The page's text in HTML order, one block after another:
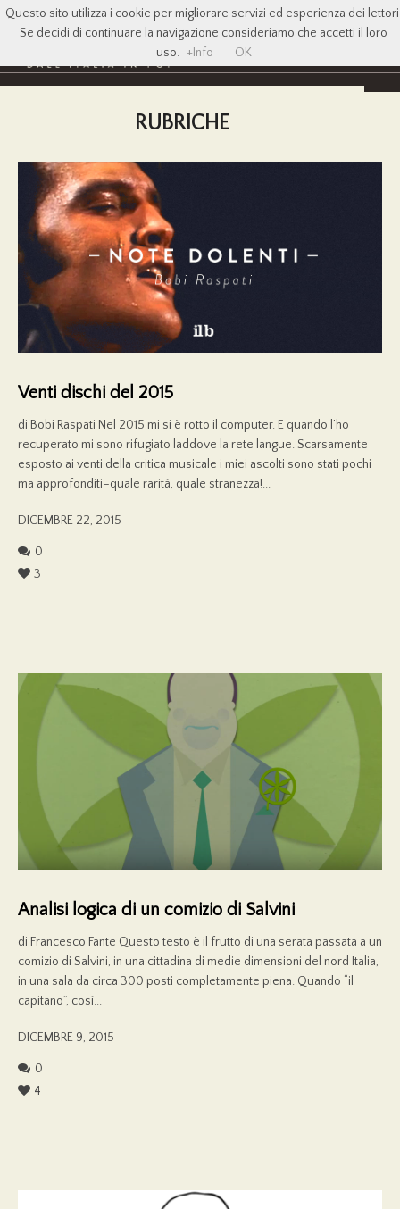
RUBRICHE
Venti dischi del 2015
di Bobi Raspati Nel 2015 mi si è rotto il computer. E quando l’ho
recuperato mi sono rifugiato laddove la rete langue. Scarsamente
esposto ai venti della critica musicale i miei ascolti sono stati pochi
ma approfonditi–quale rarità, quale stranezza!...
DICEMBRE 22, 2015
0
3
Analisi logica di un comizio di Salvini
di Francesco Fante Questo testo è il frutto di una serata passata a un
comizio di Salvini, in una cittadina di medie dimensioni del nord Italia,
in una sala da circa 300 posti completamente piena. Quando “il
capitano”, così...
DICEMBRE 9, 2015
0
4
Questo sito utilizza i cookie per migliorare servizi ed esperienza dei
Se decidi di continuare la navigazione consideriamo che accetti il loro
uso. +Info OK